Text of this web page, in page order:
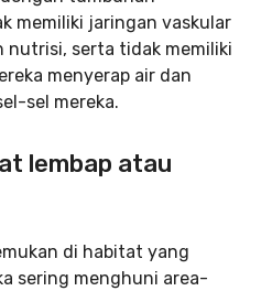
memiliki jaringan vaskular
nutrisi, serta tidak memiliki
menyerap air dan
sel mereka.
lembap atau
di habitat yang
sering menghuni area-